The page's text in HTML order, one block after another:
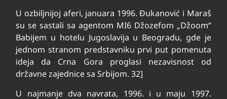
U ozbiljnijoj aferi, januara 1996. Đukanović i Maraš
su se sastali sa agentom MI6 Džozefom „Džoom“
Babijem u hotelu Jugoslavija u Beogradu, gde je
jednom stranom predstavniku prvi put pomenuta
ideja da Crna Gora proglasi nezavisnost od
državne zajednice sa Srbijom. 32]
U najmanje dva navrata, 1996. i u maju 1997.